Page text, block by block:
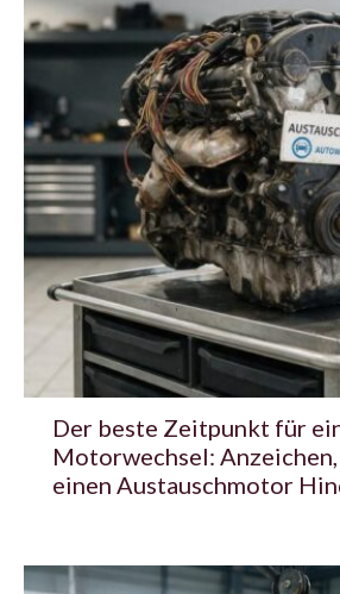
Der beste Zeitpunkt für
Motorwechsel:
einen Austauschmotor